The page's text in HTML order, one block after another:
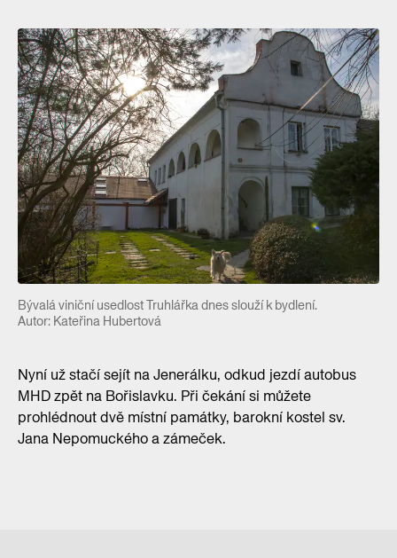
Bývalá viniční usedlost Truhlářka dnes slouží k bydlení.
Autor: Kateřina Hubertová
Nyní už stačí sejít na Jenerálku, odkud jezdí autobus
MHD zpět na Bořislavku. Při čekání si můžete
prohlédnout dvě místní památky, barokní kostel sv.
Jana Nepomuckého a zámeček.